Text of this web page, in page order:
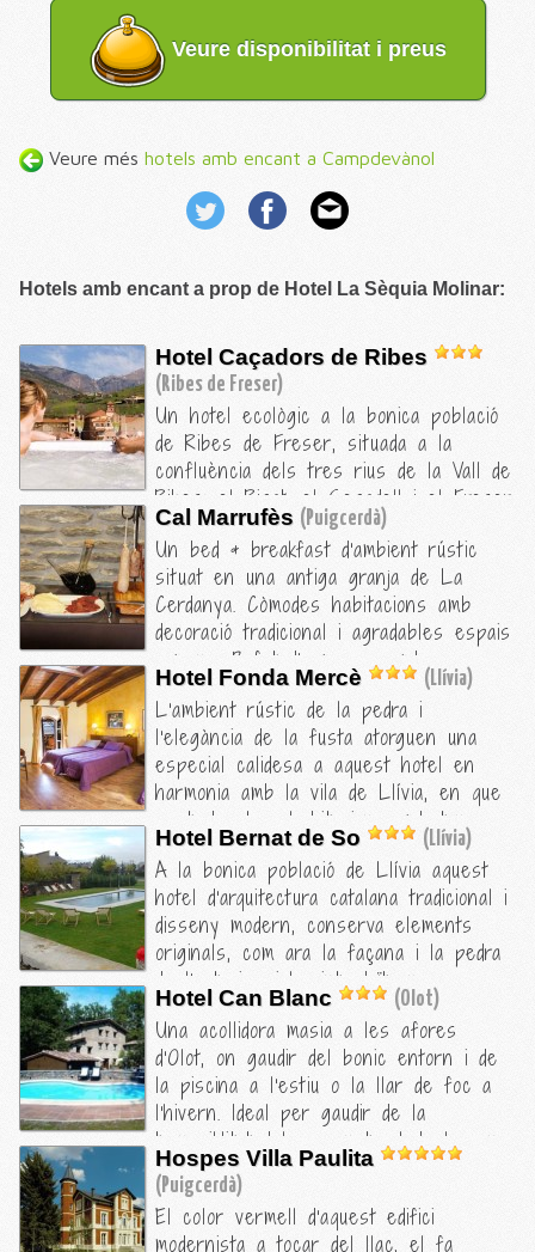
Veure disponibilitat i preus
Veure més hotels amb encant a Campdevànol
Hotels amb encant a prop de Hotel La Sèquia Molinar:
Hotel Caçadors de Ribes
(Ribes de Freser)
Un hotel ecològic a la bonica població
de Ribes de Freser, situada a la
confluència dels tres rius de la Vall de
Ribes: el Rigat, el Segadell i el Freser.
Als peus del Pirineu, i a les portes de
la Vall de Núria. Les habitacions del
Caçadors de Ribes són modernes i
confortables i disposen de parquet i de
matalassos de làtex. Destaca la
terrassa amb una banyera
d'hidromassatge i vistes a la muntanya.
I la sala de la lluna: amb un telescopi,
sofàs i musica suau; un espai molt
agradable per a...
Cal Marrufès (Puigcerdà)
Un bed & breakfast d'ambient rústic
situat en una antiga granja de La
Cerdanya. Còmodes habitacions amb
decoració tradicional i agradables espais
comuns. Bufet d'esmorzar amb
productes típics locals. Serveis de
guardaesquís i pàrquing gratuït.
Hotel Fonda Mercè (Llívia)
L'ambient rústic de la pedra i
l'elegància de la fusta atorguen una
especial calidesa a aquest hotel en
harmonia amb la vila de Llívia, en que
es troba. Les habitacions amb tons
càlids i terra de parquet conviden a
gaudir de les seves vistes des del
confort d'un equipament excel·lent. No
us perdeu els àpats casolans que
ofereix el seu restaurant, elaborats
amb productes de la terra.
Hotel Bernat de So (Llívia)
A la bonica població de Llívia aquest
hotel d'arquitectura catalana tradicional i
disseny modern, conserva elements
originals, com ara la façana i la pedra
de l'exterior, i ha introduït unes
instal·lacions d'última generació a
l'interior. Una elecció perfecta per als
amants de les activitats a l'aire lliure.
Hotel Can Blanc (Olot)
Una acollidora masia a les afores
d'Olot, on gaudir del bonic entorn i de
la piscina a l'estiu o la llar de foc a
l'hivern. Ideal per gaudir de la
tranquil·litat del parc natural de la zona
volcànica de la Garrotxa.
Hospes Villa Paulita
(Puigcerdà)
El color vermell d'aquest edifici
modernista a tocar del llac, el fa